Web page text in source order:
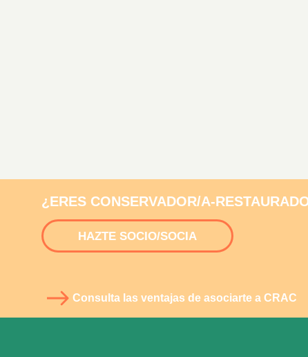
¿ERES CONSERVADOR/A-
HAZTE SOCIO/SOCIA
Consulta las ventajas de asociarte a CRAC